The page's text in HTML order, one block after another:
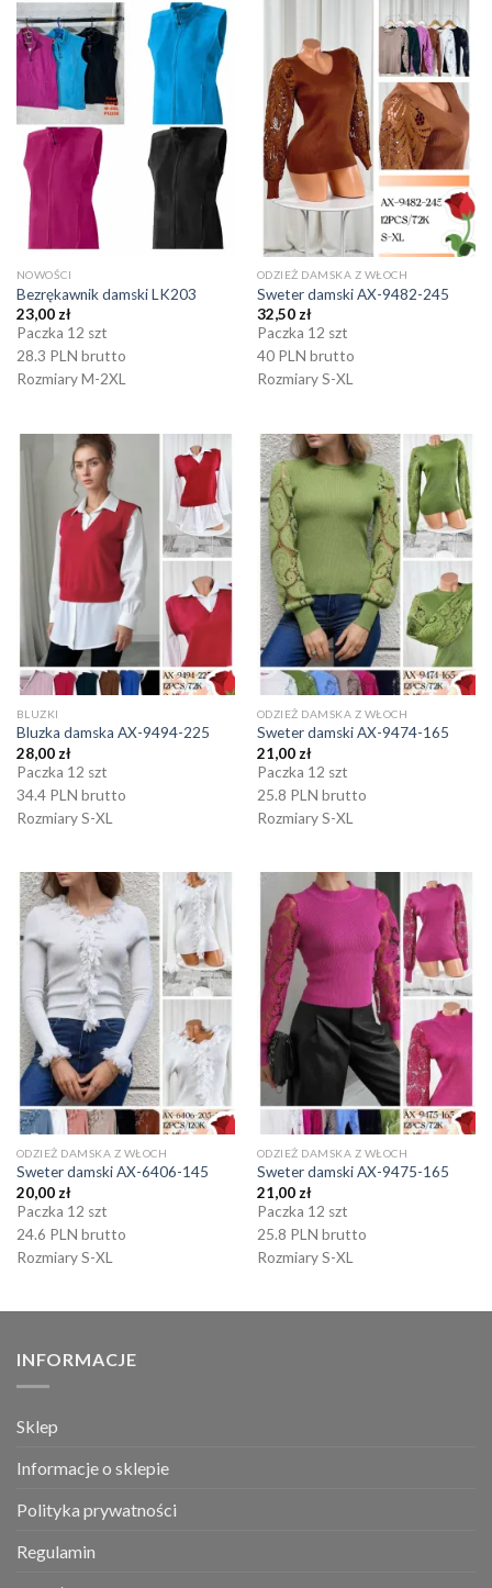
NOWOŚCI
Bezrękawnik damski LK203
23,00 zł
Paczka 12 szt
28.3 PLN brutto
Rozmiary M-2XL
ODZIEŻ DAMSKA Z WŁOCH
Sweter damski AX-9482-245
32,50 zł
Paczka 12 szt
40 PLN brutto
Rozmiary S-XL
BLUZKI
Bluzka damska AX-9494-225
28,00 zł
Paczka 12 szt
34.4 PLN brutto
Rozmiary S-XL
ODZIEŻ DAMSKA Z WŁOCH
Sweter damski AX-9474-165
21,00 zł
Paczka 12 szt
25.8 PLN brutto
Rozmiary S-XL
ODZIEŻ DAMSKA Z WŁOCH
Sweter damski AX-6406-145
20,00 zł
Paczka 12 szt
24.6 PLN brutto
Rozmiary S-XL
ODZIEŻ DAMSKA Z WŁOCH
Sweter damski AX-9475-165
21,00 zł
Paczka 12 szt
25.8 PLN brutto
Rozmiary S-XL
INFORMACJE
Sklep
Informacje o sklepie
Polityka prywatności
Regulamin